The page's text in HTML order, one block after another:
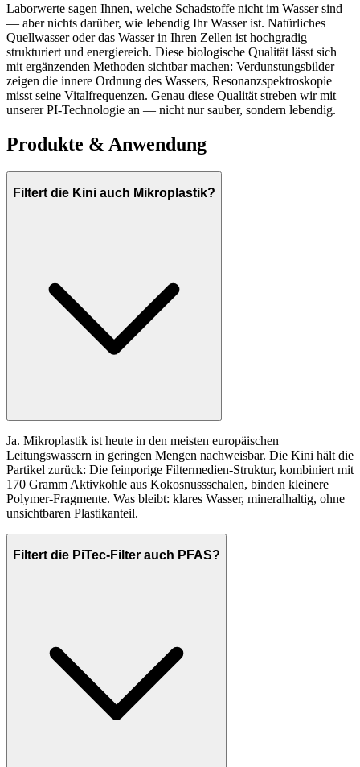
Laborwerte sagen Ihnen, welche Schadstoffe nicht im Wasser sind
— aber nichts darüber, wie lebendig Ihr Wasser ist. Natürliches
Quellwasser oder das Wasser in Ihren Zellen ist hochgradig
strukturiert und energiereich. Diese biologische Qualität lässt sich
mit ergänzenden Methoden sichtbar machen: Verdunstungsbilder
zeigen die innere Ordnung des Wassers, Resonanzspektroskopie
misst seine Vitalfrequenzen. Genau diese Qualität streben wir mit
unserer PI-Technologie an — nicht nur sauber, sondern lebendig.
Produkte & Anwendung
Filtert die Kini auch Mikroplastik?
Ja. Mikroplastik ist heute in den meisten europäischen
Leitungswassern in geringen Mengen nachweisbar. Die Kini hält die
Partikel zurück: Die feinporige Filtermedien-Struktur, kombiniert mit
170 Gramm Aktivkohle aus Kokosnussschalen, binden kleinere
Polymer-Fragmente. Was bleibt: klares Wasser, mineralhaltig, ohne
unsichtbaren Plastikanteil.
Filtert die PiTec-Filter auch PFAS?